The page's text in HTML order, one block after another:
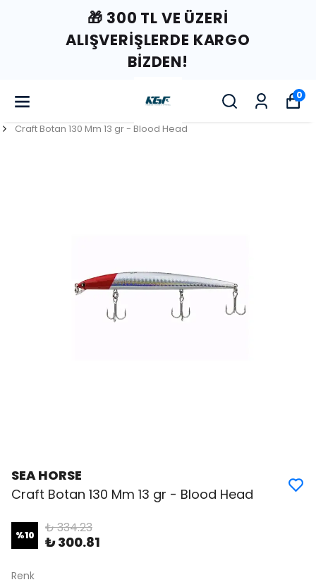
🎁 300 TL VE ÜZERI
ALIŞVERIŞLERDE KARGO
BIZDEN!
0
Craft Botan 130 Mm 13 gr - Blood Head
SEA HORSE
Craft Botan 130 Mm 13 gr - Blood Head
%10 ₺ 334.23
₺ 300.81
Renk